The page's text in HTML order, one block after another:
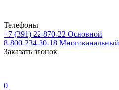
Телефоны
+7 (391) 22-870-22 Основной
8-800-234-80-18 Многоканальный
Заказать звонок
0